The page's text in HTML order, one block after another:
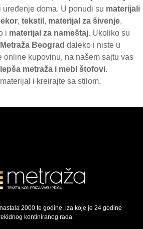
uređenje doma. U ponudi su materijali
, tekstil , materijal za šivenje,
i materijal za nameštaj. Ukoliko su
Metraža Beograd daleko i niste u
online kupovinu, na našem sajtu vas
metraža i mebl štofovi.
i kreirajte sa stilom.
2000 te godine, iza koje je 24 godine
kontiniranog rada.